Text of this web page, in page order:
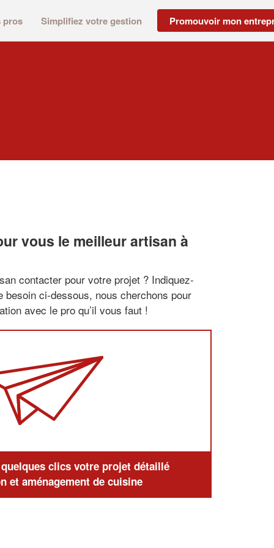
pros Simplifiez votre gestion Promouvoir mon
vous le meilleur artisan à
contacter pour votre projet ? Indiquez-
besoin ci-dessous, nous cherchons pour
avec le pro qu’il vous faut !
clics votre projet détaillé
et aménagement de cuisine